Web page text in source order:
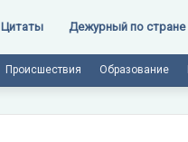
Цитаты Дежурный по стране
Происшествия Образование